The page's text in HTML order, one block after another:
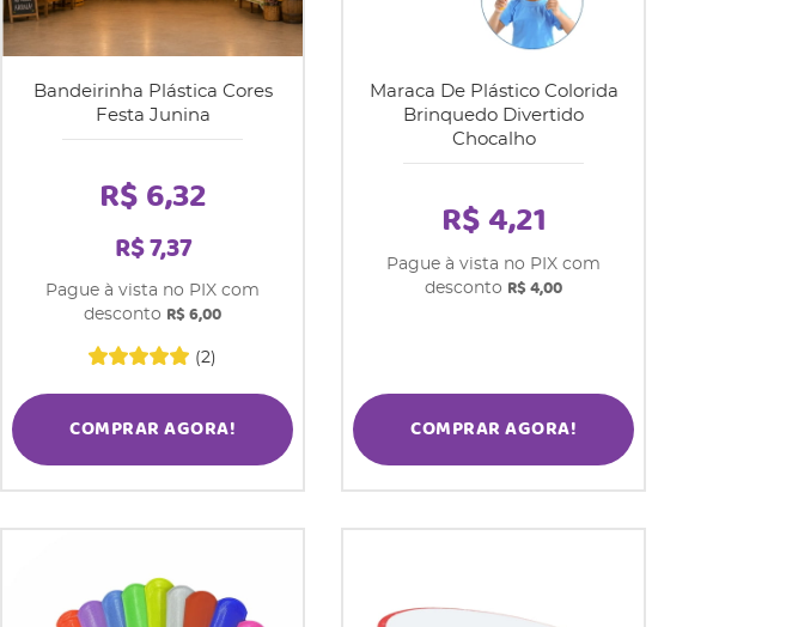
Bandeirinha Plástica Cores
Festa Junina
(2)
R$ 6,32
R$ 7,37
Pague à vista no PIX com
desconto R$ 6,00
COMPRAR AGORA!
Maraca De Plástico Colorida
Brinquedo Divertido
Chocalho
R$ 4,21
Pague à vista no PIX com
desconto R$ 4,00
COMPRAR AGORA!